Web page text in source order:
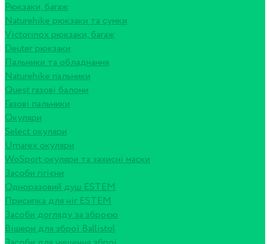
Рюкзаки, багаж
Naturehike рюкзаки та сумки
Victorinox рюкзаки, багаж
Deuter рюкзаки
Пальники та обладнання
Naturehike пальники
Quest газові балони
Газові пальники
Окуляри
Select окуляри
Umarex окуляри
WoSport окуляри та захисні маски
Засоби гігієни
Одноразовий душ ESTEM
Присипка для ніг ESTEM
Засоби догляду за зброєю
Вішери для зброї Ballistol